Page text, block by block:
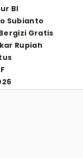
BI
Subianto
Gratis
Rupiah